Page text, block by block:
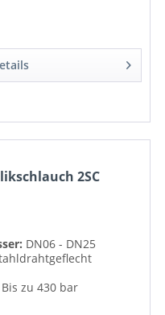
2SC
DN06 - DN25
Bis zu 430 bar